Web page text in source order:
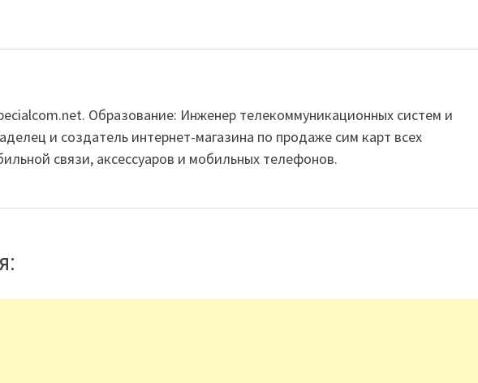
Образование: Инженер телекоммуникационных систем и
и создатель интернет-магазина по продаже сим карт всех
связи, аксессуаров и мобильных телефонов.